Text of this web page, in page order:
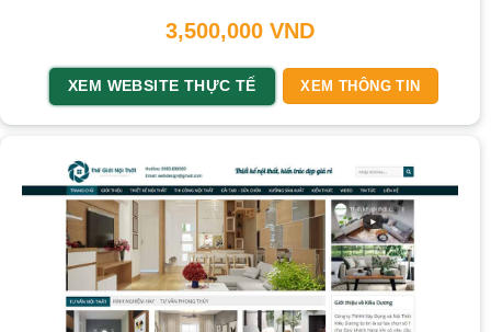
3,500,000 VND
XEM WEBSITE THỰC TẾ XEM THÔNG TIN